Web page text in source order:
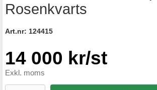
Rosenkvarts
Art.nr: 124415
14 000 kr/st
Exkl. moms